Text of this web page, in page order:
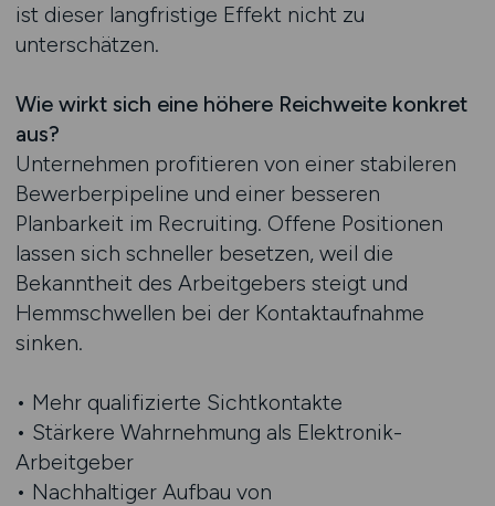
ist dieser langfristige Effekt nicht zu
unterschätzen.
Wie wirkt sich eine höhere Reichweite konkret
aus?
Unternehmen profitieren von einer stabileren
Bewerberpipeline und einer besseren
Planbarkeit im Recruiting. Offene Positionen
lassen sich schneller besetzen, weil die
Bekanntheit des Arbeitgebers steigt und
Hemmschwellen bei der Kontaktaufnahme
sinken.
• Mehr qualifizierte Sichtkontakte
• Stärkere Wahrnehmung als Elektronik-
Arbeitgeber
• Nachhaltiger Aufbau von